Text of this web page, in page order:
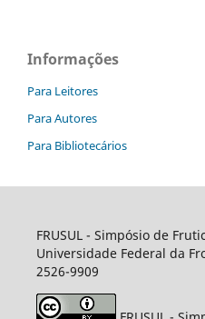
Informações
Para Leitores
Para Autores
Para Bibliotecários
FRUSUL - Simpósio de
Universidade Federal da
2526-9909